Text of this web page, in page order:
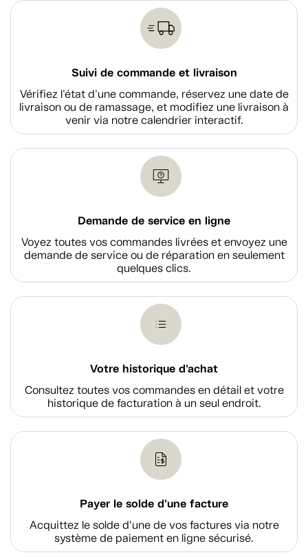
Suivi de commande et livraison
Vérifiez l'état d'une commande, réservez une date de
livraison ou de ramassage, et modifiez une livraison à
venir via notre calendrier interactif.
Demande de service en ligne
Voyez toutes vos commandes livrées et envoyez une
demande de service ou de réparation en seulement
quelques clics.
Votre historique d'achat
Consultez toutes vos commandes en détail et votre
historique de facturation à un seul endroit.
Payer le solde d'une facture
Acquittez le solde d’une de vos factures via notre
système de paiement en ligne sécurisé.